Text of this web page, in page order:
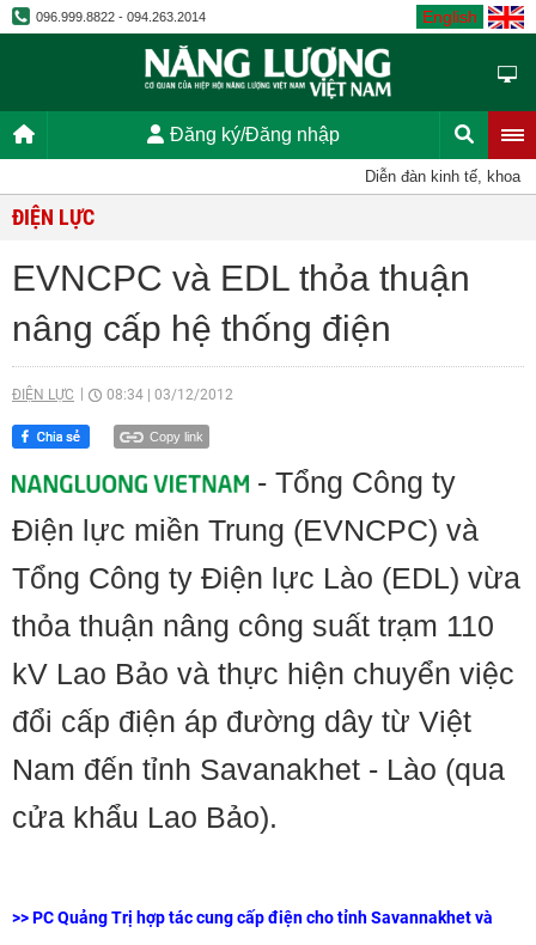
096.999.8822 - 094.263.2014 English
Đăng ký/Đăng nhập
Diễn đàn kinh tế, khoa
ĐIỆN LỰC
EVNCPC và EDL thỏa thuận
nâng cấp hệ thống điện
ĐIỆN LỰC 08:34 03/12/2012
Copy link
- Tổng Công ty
Điện lực miền Trung (EVNCPC) và
Tổng Công ty Điện lực Lào (EDL) vừa
thỏa thuận nâng công suất trạm 110
kV Lao Bảo và thực hiện chuyển việc
đổi cấp điện áp đường dây từ Việt
Nam đến tỉnh Savanakhet - Lào (qua
cửa khẩu Lao Bảo).
>> PC Quảng Trị hợp tác cung cấp điện cho tỉnh Savannakhet và